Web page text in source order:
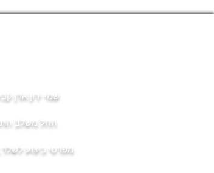
שמי ירון אדן
החל משלב
מפרטי ביצוע